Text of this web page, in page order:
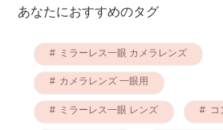
あなたにおすすめのタグ
ミラーレス一眼 カメラレンズ
カメラレンズ 一眼用
ミラーレス一眼 レンズ コ